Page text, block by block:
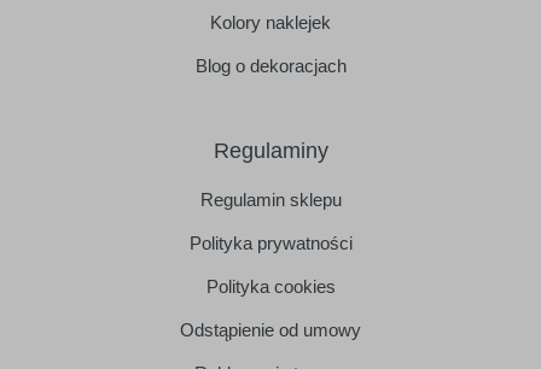
Kolory naklejek
Blog o dekoracjach
Regulaminy
Regulamin sklepu
Polityka prywatności
Polityka cookies
Odstąpienie od umowy